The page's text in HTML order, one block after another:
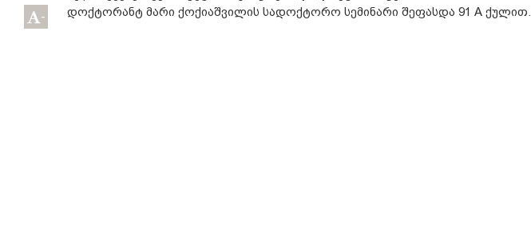
-
დოქტორანტ მარი ქოქიაშვილის სადოქტორო სემინარი შეფასდა 91 A ქულით.